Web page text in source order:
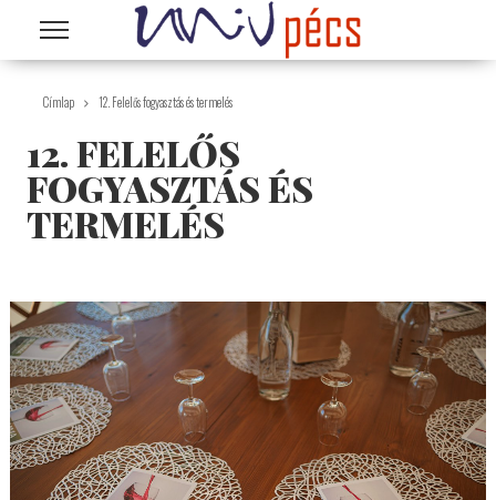
Ugrás a tartalomra
Címlap 12. Felelős fogyasztás és termelés
12. FELELŐS
FOGYASZTÁS ÉS
TERMELÉS